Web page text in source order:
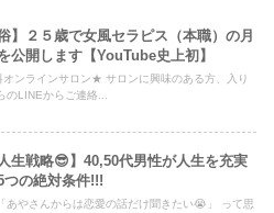
】２５歳で女風セラピス（本職）の月
公開します【YouTube史上初】
ンラインサロン★ サロンに興味のある方、入り
のLINEからご連絡...
生戦略😎】40,50代男性が人生を充実
つの絶対条件!!!
あやさんからは恋愛の話だけ聞きたい😭」 って思